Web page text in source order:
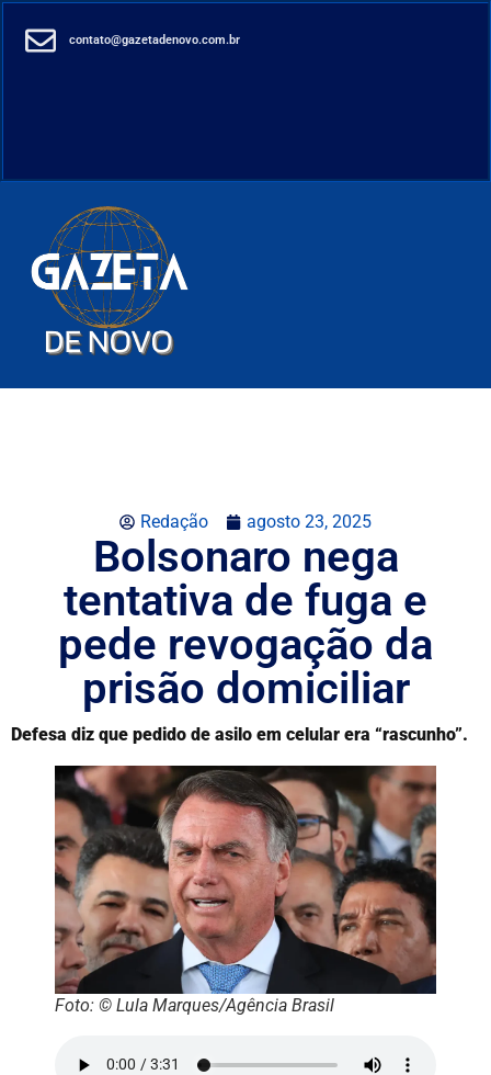
contato@gazetadenovo.com.br
Redação agosto 23, 2025
Bolsonaro nega
tentativa de fuga e
pede revogação da
prisão domiciliar
Defesa diz que pedido de asilo em celular era “rascunho”.
Foto: © Lula Marques/Agência Brasil